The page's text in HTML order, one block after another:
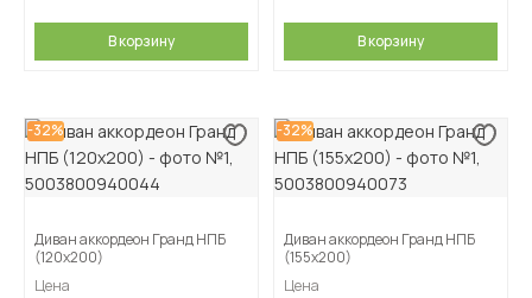
В корзину В корзину
-32%
Диван аккордеон Гранд НПБ
(120х200)
Цена
-32%
Диван аккордеон Гранд НПБ
(155х200)
Цена